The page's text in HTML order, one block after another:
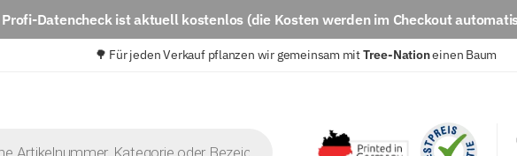
Profi-Datencheckist aktuell kostenlos (die Kosten werden im Checkout
🌳 Für jeden Verkauf pflanzen wir gemeinsam mitTree-Nationeinen Baum